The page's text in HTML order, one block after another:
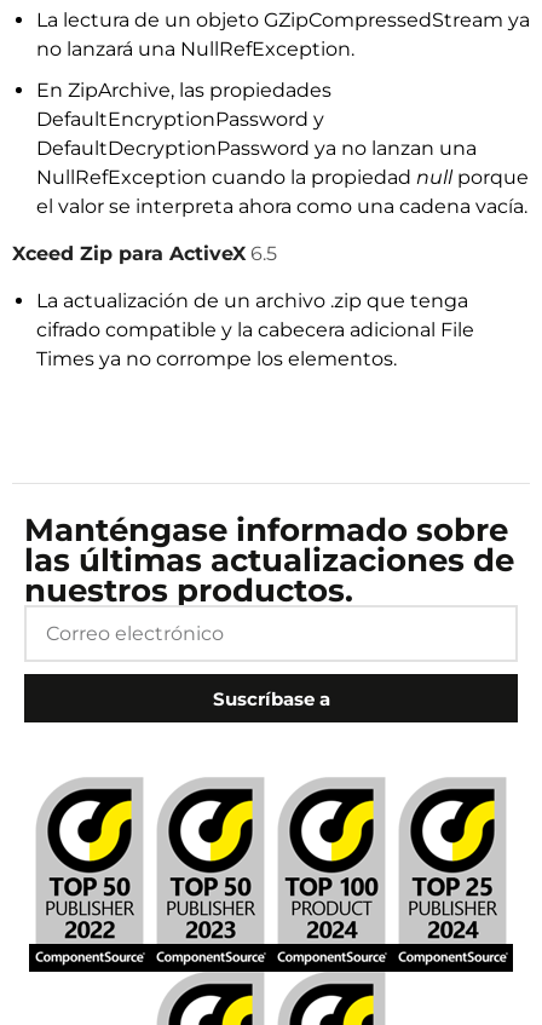
La lectura de un objeto GZipCompressedStream ya
no lanzará una NullRefException.
En ZipArchive, las propiedades
DefaultEncryptionPassword y
DefaultDecryptionPassword ya no lanzan una
NullRefException cuando la propiedad nullporque
el valor se interpreta ahora como una cadena vacía.
Xceed Zip para ActiveX 6.5
La actualización de un archivo .zip que tenga
cifrado compatible y la cabecera adicional File
Times ya no corrompe los elementos.
Manténgase informado sobre
las últimas actualizaciones de
nuestros productos.
Suscríbase a